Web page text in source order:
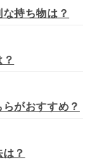
持ち物は？
がおすすめ？
？